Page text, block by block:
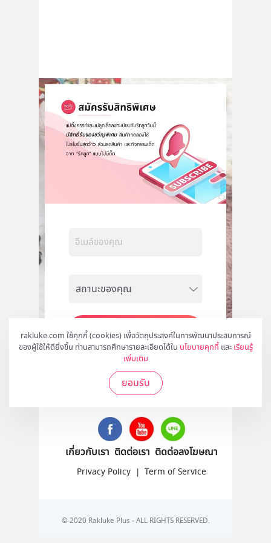
rakluke.com ใช้คุกกี้ (cookies) เพื่อวัตถุประสงค์ในการพัฒนาประสบการณ์
ของผู้ใช้ให้ดียิ่งขึ้น ท่านสามารถศึกษารายละเอียดได้ใน นโยบายคุกกี้ และ เรียนรู้
เพิ่มเติม
ยอมรับ
สมัคร
ติดตามเราได้ที่
เกี่ยวกับเรา ติดต่อเรา ติดต่อลงโฆษณา
Privacy Policy | Term of Service
© 2020 Rakluke Plus - ALL RIGHTS RESERVED.